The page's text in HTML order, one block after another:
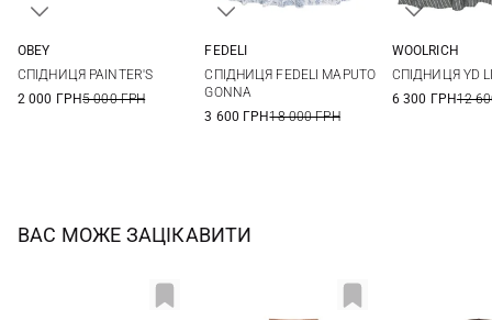
29
30
OBEY
СПІДНИЦЯ PAINTER'S
2 000 ГРН5 000 ГРН
FEDELI
СПІДНИЦЯ FEDELI MAPUTO
GONNA
3 600 ГРН18 000 ГРН
WOOLRICH
СПІДНИЦЯ YD
6 300 ГРН12
ВАС МОЖЕ ЗАЦІКАВИТИ